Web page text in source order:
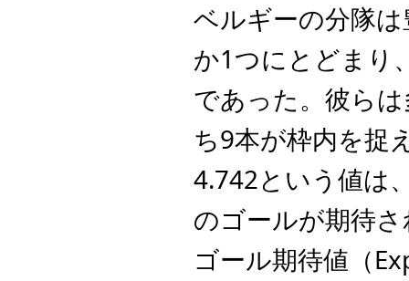
ベルギーの分隊
か1つにとどまり
であった。彼ら
ち9本が枠内を捉
4.742という値は
のゴールが期待
ゴール期待値（